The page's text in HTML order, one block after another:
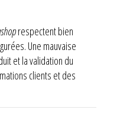
respectent bien
Une mauvaise
et la validation du
clients et des